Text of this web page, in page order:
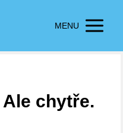
MENU
chytře.